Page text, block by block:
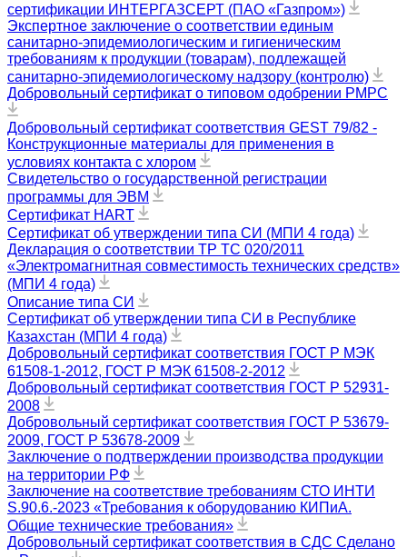
сертификации ИНТЕРГАЗСЕРТ (ПАО «Газпром»)
Экспертное заключение о соответствии единым
санитарно-эпидемиологическим и гигиеническим
требованиям к продукции (товарам), подлежащей
санитарно-эпидемиологическому надзору (контролю)
Добровольный сертификат о типовом одобрении РМРС
Добровольный сертификат соответствия GEST 79/82 -
Конструкционные материалы для применения в
условиях контакта с хлором
Свидетельство о государственной регистрации
программы для ЭВМ
Сертификат HART
Сертификат об утверждении типа СИ (МПИ 4 года)
Декларация о соответствии ТР ТС 020/2011
«Электромагнитная совместимость технических средств»
(МПИ 4 года)
Описание типа СИ
Сертификат об утверждении типа СИ в Республике
Казахстан (МПИ 4 года)
Добровольный сертификат соответствия ГОСТ Р МЭК
61508-1-2012, ГОСТ Р МЭК 61508-2-2012
Добровольный сертификат соответствия ГОСТ Р 52931-
2008
Добровольный сертификат соответствия ГОСТ Р 53679-
2009, ГОСТ Р 53678-2009
Заключение о подтверждении производства продукции
на территории РФ
Заключение на соответствие требованиям СТО ИНТИ
S.90.6.-2023 «Требования к оборудованию КИПиА.
Общие технические требования»
Добровольный сертификат соответствия в СДС Сделано